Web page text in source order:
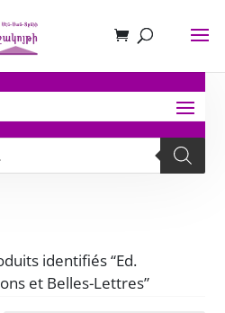
identifiés “Ed.
et Belles-Lettres”